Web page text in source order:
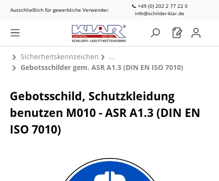
Ausschließlich für gewerbliche Verwender.
📞 +49 (0) 202 2 77 22 0
info@schilder-klar.de
Sicherheitskennzeichen
Gebotsschilder gem. ASR A1.3 (DIN EN ISO 7010)
Gebotsschild, Schutzkleidung
benutzen M010 - ASR A1.3 (DIN EN
ISO 7010)